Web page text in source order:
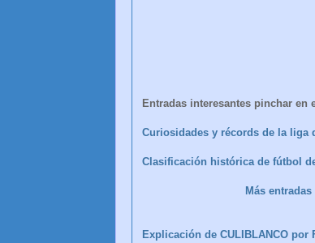
Entradas interesantes pinchar en
Curiosidades y récords de la
Clasificación histórica de fútbol
Más entradas
Explicación de CULIBLANCO por